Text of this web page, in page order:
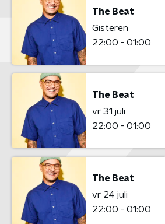
The Beat
Gisteren
22:00 - 01:00
The Beat
vr 31 juli
22:00 - 01:00
The Beat
vr 24 juli
22:00 - 01:00